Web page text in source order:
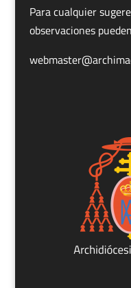
Para cualquier
observaciones